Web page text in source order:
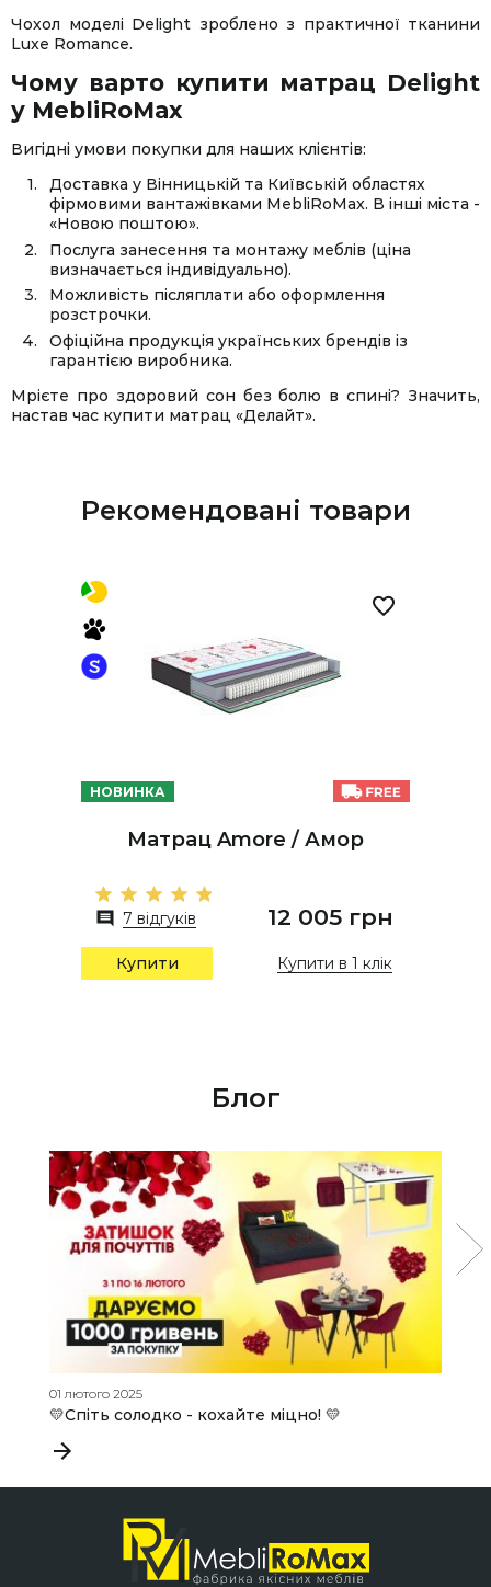
Чохол моделі Delight зроблено з практичної тканини
Luxe Romance.
Чому варто купити матрац Delight
у MebliRoMax
Вигідні умови покупки для наших клієнтів:
Доставка у Вінницькій та Київській областях
фірмовими вантажівками MebliRoMax. В інші міста -
«Новою поштою».
Послуга занесення та монтажу меблів (ціна
визначається індивідуально).
Можливість післяплати або оформлення
розстрочки.
Офіційна продукція українських брендів із
гарантією виробника.
Мрієте про здоровий сон без болю в спині? Значить,
настав час купити матрац «Делайт».
Рекомендовані товари
НОВИНКА
Матрац Amore / Амор
7 відгуків 12 005 грн
Купити Купити в 1 клік
Блог
01 лютого 2025
💛Спіть солодко - кохайте міцно! 💛